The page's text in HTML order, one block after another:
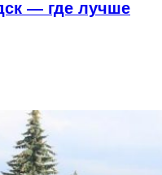
— где лучше